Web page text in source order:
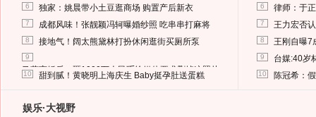
6 独家：姚晨带小土豆逛商场 购置产后新衣
7 成都风味！张靓颖冯轲曝婚纱照 吃串串打麻将
8 接地气！阔太熊黛林打扮休闲逛街买厕所泵
9
马蓉离婚后，砸1000万人民币给媒体要求删掉这照片
10 甜到腻！黄晓明上海庆生 Baby挺孕肚送蛋糕
6 律师：于
7 王力宏否
8 王刚自曝7
9 台媒:40岁
10 陈冠希：
娱乐·大视野